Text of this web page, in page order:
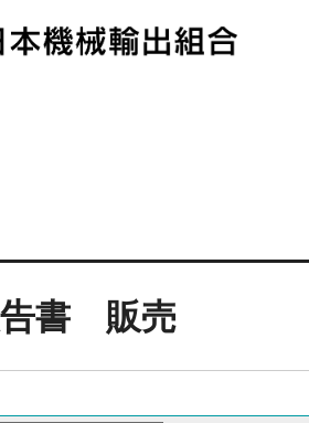
告書 販売